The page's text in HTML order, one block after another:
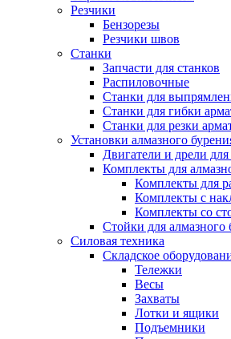
Резчики
Бензорезы
Резчики швов
Станки
Запчасти для станков
Распиловочные
Станки для
Станки для гибки
Станки для резки
Установки алмазного
Двигатели и дрели
Комплекты для
Комплекты для
Комплекты с
Комплекты со
Стойки для алмазного
Силовая техника
Складское
Тележки
Весы
Захваты
Лотки и ящики
Подъемники